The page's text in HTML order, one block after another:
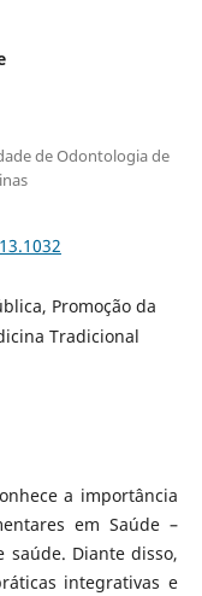
de Odontologia de
Promoção da
Tradicional
a importância
em Saúde –
saúde. Diante disso,
integrativas e